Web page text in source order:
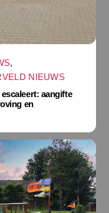
,
NIEUWS
aangifte
en